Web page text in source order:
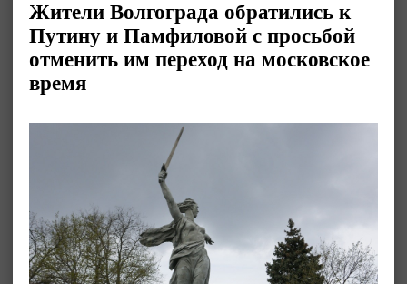
Жители Волгограда обратились к
Путину и Памфиловой с просьбой
отменить им переход на московское
время